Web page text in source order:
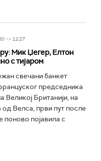
-> 12:27
Мик Џегер, Елтон
с тијаром
свечани банкет
председника
Великој Британији, на
од Велса, први пут после
поново појавила с